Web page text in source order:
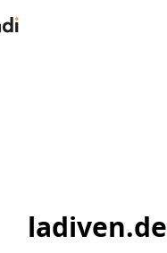
ladiven.de